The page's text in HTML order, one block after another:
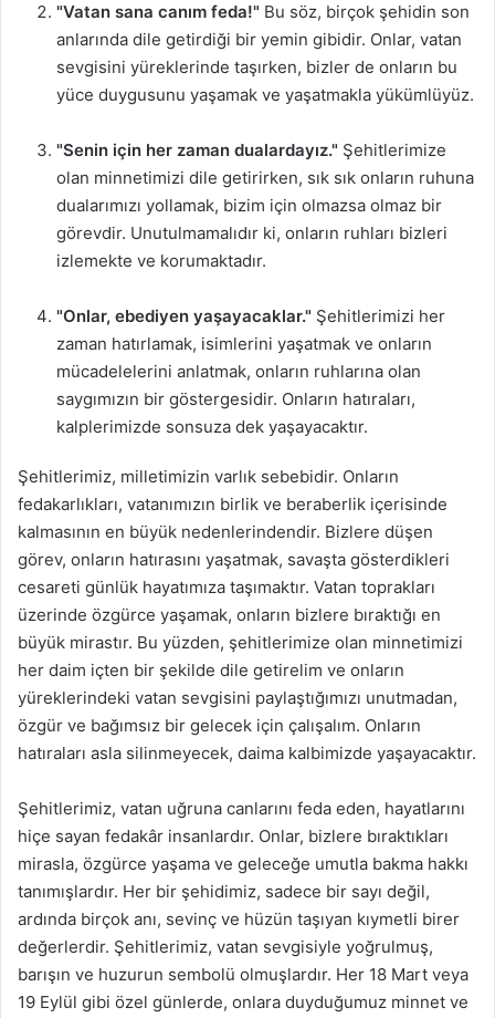
"Vatan sana canım feda!" Bu söz, birçok şehidin son
anlarında dile getirdiği bir yemin gibidir. Onlar, vatan
sevgisini yüreklerinde taşırken, bizler de onların bu
yüce duygusunu yaşamak ve yaşatmakla yükümlüyüz.
"Senin için her zaman dualardayız." Şehitlerimize
olan minnetimizi dile getirirken, sık sık onların ruhuna
dualarımızı yollamak, bizim için olmazsa olmaz bir
görevdir. Unutulmamalıdır ki, onların ruhları bizleri
izlemekte ve korumaktadır.
"Onlar, ebediyen yaşayacaklar." Şehitlerimizi her
zaman hatırlamak, isimlerini yaşatmak ve onların
mücadelelerini anlatmak, onların ruhlarına olan
saygımızın bir göstergesidir. Onların hatıraları,
kalplerimizde sonsuza dek yaşayacaktır.
Şehitlerimiz, milletimizin varlık sebebidir. Onların
fedakarlıkları, vatanımızın birlik ve beraberlik içerisinde
kalmasının en büyük nedenlerindendir. Bizlere düşen
görev, onların hatırasını yaşatmak, savaşta gösterdikleri
cesareti günlük hayatımıza taşımaktır. Vatan toprakları
üzerinde özgürce yaşamak, onların bizlere bıraktığı en
büyük mirastır. Bu yüzden, şehitlerimize olan minnetimizi
her daim içten bir şekilde dile getirelim ve onların
yüreklerindeki vatan sevgisini paylaştığımızı unutmadan,
özgür ve bağımsız bir gelecek için çalışalım. Onların
hatıraları asla silinmeyecek, daima kalbimizde yaşayacaktır.
Şehitlerimiz, vatan uğruna canlarını feda eden, hayatlarını
hiçe sayan fedakâr insanlardır. Onlar, bizlere bıraktıkları
mirasla, özgürce yaşama ve geleceğe umutla bakma hakkı
tanımışlardır. Her bir şehidimiz, sadece bir sayı değil,
ardında birçok anı, sevinç ve hüzün taşıyan kıymetli birer
değerlerdir. Şehitlerimiz, vatan sevgisiyle yoğrulmuş,
barışın ve huzurun sembolü olmuşlardır. Her 18 Mart veya
19 Eylül gibi özel günlerde, onlara duyduğumuz minnet ve